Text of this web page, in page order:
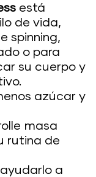
está
de vida,
spinning,
o para
su cuerpo y
azúcar y
masa
rutina de
a